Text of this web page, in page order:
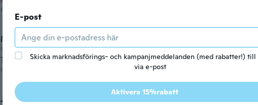
för 4 år sen
Marie Noelle
Gick med 2021 · 14 recensioner · 5 uppladdningar
The product doesn't fit me ,too small
för 4 år sen
Jodi
E-post
Skicka marknadsförings- och kampanjmeddelanden (med rabatter!)
via e-post
Aktivera 15%rabatt